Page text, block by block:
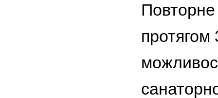
Повторне
протягом